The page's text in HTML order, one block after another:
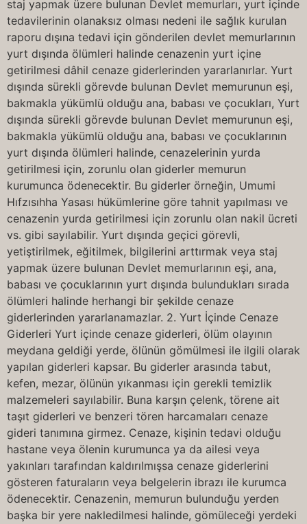
staj yapmak üzere bulunan Devlet memurları, yurt içinde
tedavilerinin olanaksız olması nedeni ile sağlık kurulan
raporu dışına tedavi için gönderilen devlet memurlarının
yurt dışında ölümleri halinde cenazenin yurt içine
getirilmesi dâhil cenaze giderlerinden yararlanırlar. Yurt
dışında sürekli görevde bulunan Devlet memurunun eşi,
bakmakla yükümlü olduğu ana, babası ve çocukları, Yurt
dışında sürekli görevde bulunan Devlet memurunun eşi,
bakmakla yükümlü olduğu ana, babası ve çocuklarının
yurt dışında ölümleri halinde, cenazelerinin yurda
getirilmesi için, zorunlu olan giderler memurun
kurumunca ödenecektir. Bu giderler örneğin, Umumi
Hıfzısıhha Yasası hükümlerine göre tahnit yapılması ve
cenazenin yurda getirilmesi için zorunlu olan nakil ücreti
vs. gibi sayılabilir. Yurt dışında geçici görevli,
yetiştirilmek, eğitilmek, bilgilerini arttırmak veya staj
yapmak üzere bulunan Devlet memurlarının eşi, ana,
babası ve çocuklarının yurt dışında bulundukları sırada
ölümleri halinde herhangi bir şekilde cenaze
giderlerinden yararlanamazlar. 2. Yurt İçinde Cenaze
Giderleri Yurt içinde cenaze giderleri, ölüm olayının
meydana geldiği yerde, ölünün gömülmesi ile ilgili olarak
yapılan giderleri kapsar. Bu giderler arasında tabut,
kefen, mezar, ölünün yıkanması için gerekli temizlik
malzemeleri sayılabilir. Buna karşın çelenk, törene ait
taşıt giderleri ve benzeri tören harcamaları cenaze
gideri tanımına girmez. Cenaze, kişinin tedavi olduğu
hastane veya ölenin kurumunca ya da ailesi veya
yakınları tarafından kaldırılmışsa cenaze giderlerini
gösteren faturaların veya belgelerin ibrazı ile kurumca
ödenecektir. Cenazenin, memurun bulunduğu yerden
başka bir yere nakledilmesi halinde, gömüleceği yerdeki